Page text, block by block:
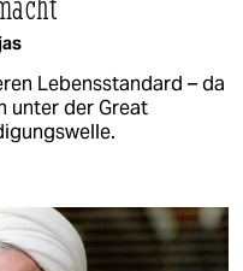
Lebensstandard – da
unter der Great